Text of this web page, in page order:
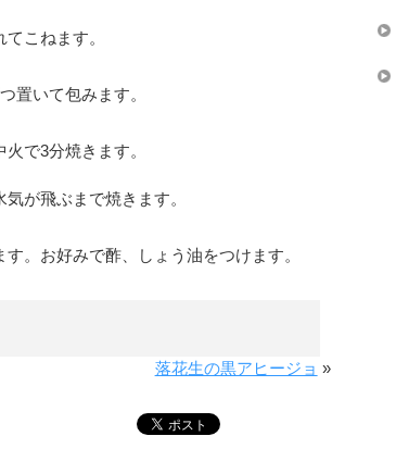
こねます。
置いて包みます。
で3分焼きます。
が飛ぶまで焼きます。
。お好みで酢、しょう油をつけます。
落花生の黒アヒージョ »